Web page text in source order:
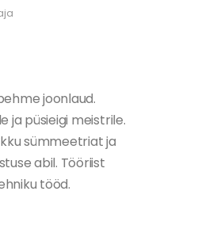
joonlaud.
ja püsieigi meistrile.
sümmeetriat ja
abil. Tööriist
tööd.